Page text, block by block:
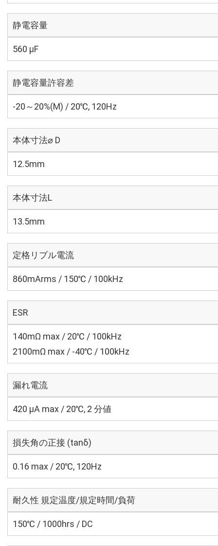
静電容量
560 µF
静電容量許容差
-20～20%(M) / 20℃, 120Hz
本体寸法⌀ D
12.5mm
本体寸法L
13.5mm
定格リプル電流
860mArms / 150℃ / 100kHz
ESR
140mΩ max / 20℃ / 100kHz
2100mΩ max / -40℃ / 100kHz
漏れ電流
420 μA max / 20℃, 2 分値
損失角の正接 (tanδ)
0.16 max / 20℃, 120Hz
耐久性 規定温度/規定時間/負荷
150℃ / 1000hrs / DC